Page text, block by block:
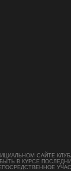
САЙТЕ
В КУРСЕ